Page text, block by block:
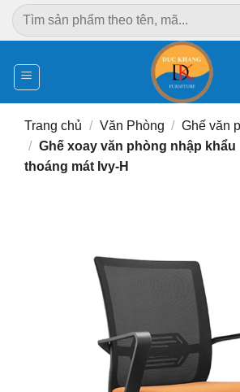
Chuyển
đến
dung
Tìm
kiếm:
Trang chủ / Văn Phòng / Ghế văn
/ Ghế xoay văn phòng nhập
thoáng mát Ivy-H